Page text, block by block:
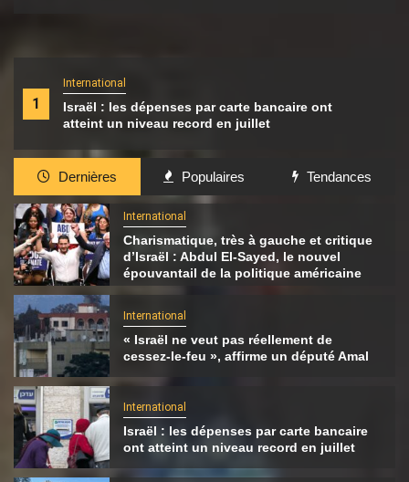
1
International
Israël : les dépenses par carte bancaire ont
atteint un niveau record en juillet
Dernières Populaires Tendances
International
Charismatique, très à gauche et critique
d’Israël : Abdul El-Sayed, le nouvel
épouvantail de la politique américaine
International
« Israël ne veut pas réellement de
cessez-le-feu », affirme un député Amal
International
Israël : les dépenses par carte bancaire
ont atteint un niveau record en juillet